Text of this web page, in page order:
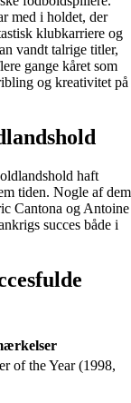
med i holdet, der
klubkarriere og
vandt talrige titler,
gange kåret som
og kreativitet på
haft
tiden. Nogle af dem
Cantona og Antoine
succes både i
of the Year (1998,